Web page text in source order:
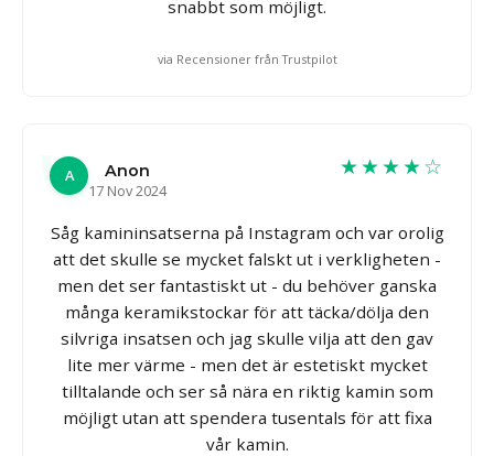
snabbt som möjligt.
via Recensioner från Trustpilot
A
Anon
17 Nov 2024
★★★★☆
Såg kamininsatserna på Instagram och var orolig
att det skulle se mycket falskt ut i verkligheten -
men det ser fantastiskt ut - du behöver ganska
många keramikstockar för att täcka/dölja den
silvriga insatsen och jag skulle vilja att den gav
lite mer värme - men det är estetiskt mycket
tilltalande och ser så nära en riktig kamin som
möjligt utan att spendera tusentals för att fixa
vår kamin.